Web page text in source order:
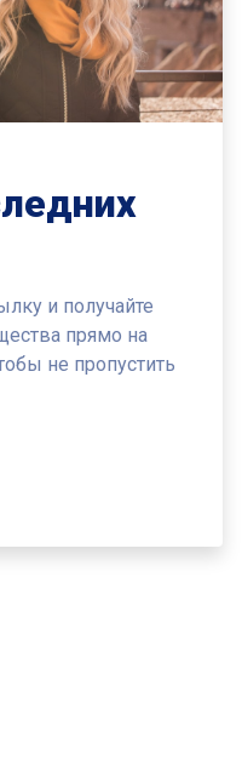
и получайте
прямо на
не пропустить